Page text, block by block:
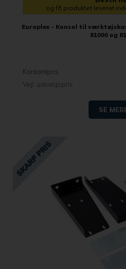
og få produktet leveret
Europlex - Konsol til
81000 og
Kontantpris
Vejl. udsalgspris
SE